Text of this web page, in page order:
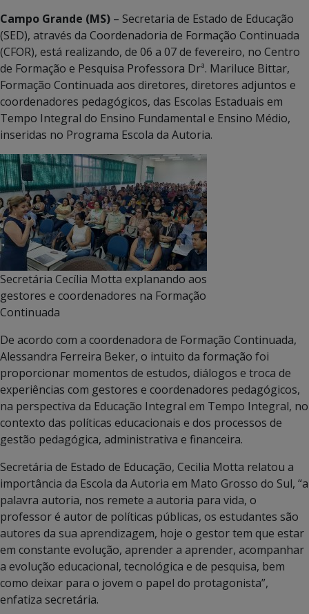
Campo Grande (MS) – Secretaria de Estado de Educação
(SED), através da Coordenadoria de Formação Continuada
(CFOR), está realizando, de 06 a 07 de fevereiro, no Centro
de Formação e Pesquisa Professora Drª. Mariluce Bittar,
Formação Continuada aos diretores, diretores adjuntos e
coordenadores pedagógicos, das Escolas Estaduais em
Tempo Integral do Ensino Fundamental e Ensino Médio,
inseridas no Programa Escola da Autoria.
Secretária Cecília Motta explanando aos
gestores e coordenadores na Formação
Continuada
De acordo com a coordenadora de Formação Continuada,
Alessandra Ferreira Beker, o intuito da formação foi
proporcionar momentos de estudos, diálogos e troca de
experiências com gestores e coordenadores pedagógicos,
na perspectiva da Educação Integral em Tempo Integral, no
contexto das políticas educacionais e dos processos de
gestão pedagógica, administrativa e financeira.
Secretária de Estado de Educação, Cecilia Motta relatou a
importância da Escola da Autoria em Mato Grosso do Sul, “a
palavra autoria, nos remete a autoria para vida, o
professor é autor de políticas públicas, os estudantes são
autores da sua aprendizagem, hoje o gestor tem que estar
em constante evolução, aprender a aprender, acompanhar
a evolução educacional, tecnológica e de pesquisa, bem
como deixar para o jovem o papel do protagonista”,
enfatiza secretária.